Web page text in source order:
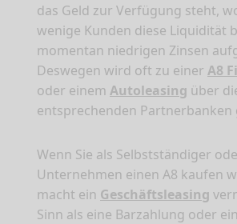
das Geld zur Verfügung steht,
wenige Kunden diese Liquidität
momentan niedrigen Zinsen
Deswegen wird oft zu einer A8
oder einem Autoleasing über
entsprechenden Partnerbanken
Wenn Sie als Selbstständiger
Unternehmen einen A8 kaufen
macht ein Geschäftsleasing
Sinn als eine Barzahlung oder